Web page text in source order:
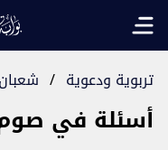
Open main menu
تربوية ودعوية /
أسئلة في